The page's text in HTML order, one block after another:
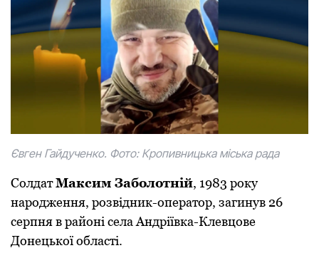
Євген Гайдученко. Фото: Кропивницька міська рада
СолдатМаксим Заболотній, 1983 року
народження, розвідник-оператор, загинув 26
серпня в районі села Андріївка-Клевцове
Донецької області.